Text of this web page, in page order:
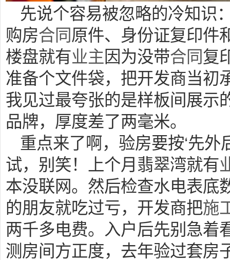
先说个容易被忽略的冷知识
购房合同原件、身份证复印件
楼盘就有业主因为没带合同复
准备个文件袋，把开发商当初
我见过最夸张的是样板间展示
品牌，厚度差了两毫米。
重点来了啊，验房要按‘先
试，别笑！上个月翡翠湾就有
本没联网。然后检查水电表底
的朋友就吃过亏，开发商把施
两千多电费。入户后先别急着
测房间方正度，去年验过套房